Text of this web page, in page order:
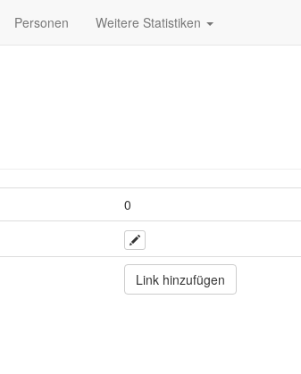
Personen Weitere Statistiken
0
Link hinzufügen